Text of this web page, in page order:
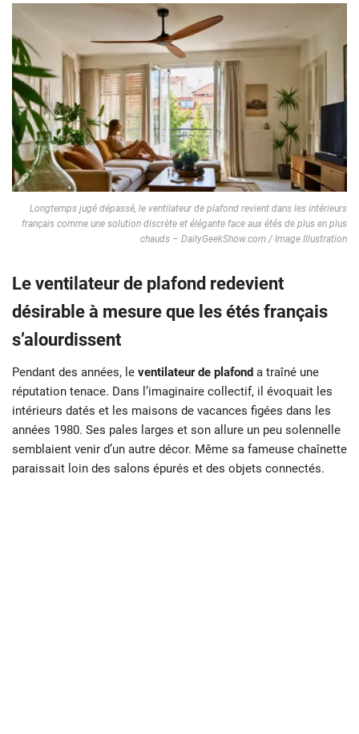
Longtemps jugé dépassé, le ventilateur de plafond revient dans les intérieurs
français comme une solution discrète et élégante face aux étés de plus en plus
chauds – DailyGeekShow.com / Image Illustration
Le ventilateur de plafond redevient
désirable à mesure que les étés français
s’alourdissent
Pendant des années, le ventilateur de plafond a traîné une
réputation tenace. Dans l’imaginaire collectif, il évoquait les
intérieurs datés et les maisons de vacances figées dans les
années 1980. Ses pales larges et son allure un peu solennelle
semblaient venir d’un autre décor. Même sa fameuse chaînette
paraissait loin des salons épurés et des objets connectés.